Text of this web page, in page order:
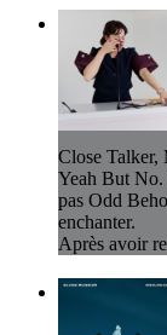
Close Talker,
Yeah But No.
pas Odd
enchanter.
Après avoir